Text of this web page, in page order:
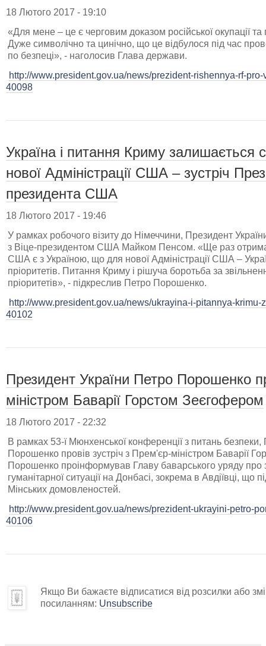
18 Лютого 2017 - 19:10
«Для мене – це є черговим доказом російської окупації
Дуже символічно та цинічно, що це відбулося під час
по безпеці», - наголосив Глава держави.
http://www.president.gov.ua/news/prezident-rishennya-rf-
40098
Україна і питання Криму залишається
нової Адміністрації США – зустріч
президента США
18 Лютого 2017 - 19:46
У рамках робочого візиту до Німеччини, Президент
з Віце-президентом США Майком Пенсом. «Ще раз
США є з Україною, що для нової Адміністрації США –
пріоритетів. Питання Криму і рішуча боротьба за
пріоритетів», - підкреслив Петро Порошенко.
http://www.president.gov.ua/news/ukrayina-i-pitannya-
40102
Президент України Петро Порошенко
міністром Баварії Горстом Зеєгофером
18 Лютого 2017 - 22:32
В рамках 53-ї Мюнхенської конференції з питань
Порошенко провів зустріч з Прем'єр-міністром Баварії
Порошенко проінформував Главу баварського уряду про
гуманітарної ситуації на Донбасі, зокрема в Авдіївці,
Мінських домовленостей.
http://www.president.gov.ua/news/prezident-ukrayini-petro-
40106
Якщо Ви бажаєте відписатися від розсилки або
посиланням: Unsubscribe